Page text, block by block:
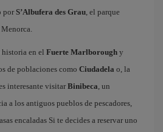
por S’Albufera des Grau, el parque
en el Fuerte Marlborough y
de poblaciones como Ciudadela o, la
interesante visitar Binibeca, un
a los antiguos pueblos de pescadores,
encaladas Si te decides a reservar uno